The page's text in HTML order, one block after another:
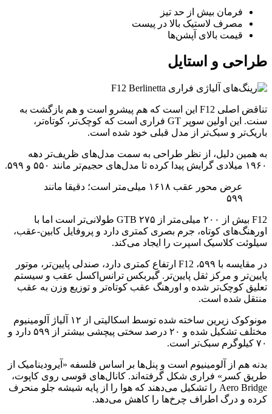
فرمان بیش از حد تیز
مصرف لاستیک بالا در پیست
قیمت بالای آپشن‌ها
طراحی و استایل
تناقض اصلی F12 این است که هم پیشرو است و هم بازگشت به
سنت. این اولین سوپر GT فراری است که کوچک‌تر، کوتاه‌تر،
باریک‌تر و سبک‌تر از مدل قبلی خود شده است.
به همین دلیل، از نظر طراحی به سمت مدل‌های ظریف‌تر دهه
۱۹۶۰ میلادی گرایش پیدا کرده تا مدل‌های حجیم‌تر مانند ۵۵۰ و ۵۹۹.
عرض محور عقب ۱۶۱۸ میلی‌متر است؛ دقیقا مانند
۵۹۹
F12 بیش از ۲۰۰ میلی‌متر از ۲۷۵ GTB طولانی‌تر است اما با
اورهنگ‌های کوتاه، جرم بصری کمتری دارد و پروفایل کابین-عقب،
سیلوئت کلاسیک اسپرت را ایجاد می‌کند.
در مقایسه با ۵۹۹، F12 ارتفاع کمتری دارد، صندلی پایین‌تر، موتور
پایین‌تر و مرکز ثقل پایین‌تر. گیربکس ترانس‌اکسل عقب و سیستم
تعلیق کوچک‌تر شده و اورهنگ عقب کوتاه‌تر و توزیع وزن به عقب
منتقل شده است.
مونوکوک زیرین ساخته شده توسط اسکالیتی از ۱۲ آلیاژ آلومینیوم
مختلف تشکیل شده و ۲۰ درصد سختی پیچشی بیشتر از ۵۹۹ دارد و
۷۰ کیلوگرم سبک‌تر است.
بدنه هم از آلومینیوم است و پنل‌ها بر اساس فلسفه «آیرودینامیک از
طریق کسر» فراری شکل گرفته‌اند. کانال‌های قوسی روی کاپوت،
Aero Bridge را تشکیل می‌دهند که هوا را از پایه شیشه جلو منحرف
کرده و درگ اطراف چرخ‌ها را کاهش می‌دهد.